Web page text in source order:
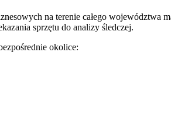
na terenie całego województwa
sprzętu do analizy śledczej.
okolice: